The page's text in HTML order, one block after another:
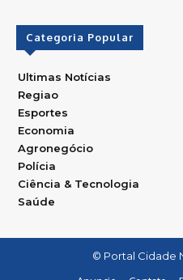
Categoria Popular
Ultimas Notícias
Regiao
Esportes
Economia
Agronegócio
Polícia
Ciência & Tecnologia
Saúde
© Portal Cidade